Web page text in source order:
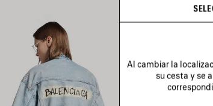
Al cambiar la
su cesta y se